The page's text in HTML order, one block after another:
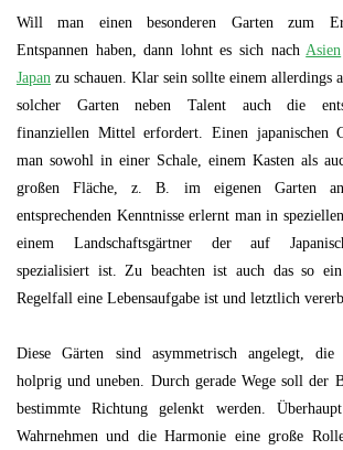
Will man einen besonderen Garten zum
Entspannen haben, dann lohnt es sich nachAsien
Japan zu schauen. Klar sein sollte einem allerdings
solcher Garten neben Talent auch die
finanziellen Mittel erfordert. Einen japanischen
man sowohl in einer Schale, einem Kasten als
großen Fläche, z. B. im eigenen Garten
entsprechenden Kenntnisse erlernt man in
einem Landschaftsgärtner der auf
spezialisiert ist. Zu beachten ist auch das so
Regelfall eine Lebensaufgabe ist und letztlich
Diese Gärten sind asymmetrisch angelegt, die
holprig und uneben. Durch gerade Wege soll der
bestimmte Richtung gelenkt werden.
Wahrnehmen und die Harmonie eine große